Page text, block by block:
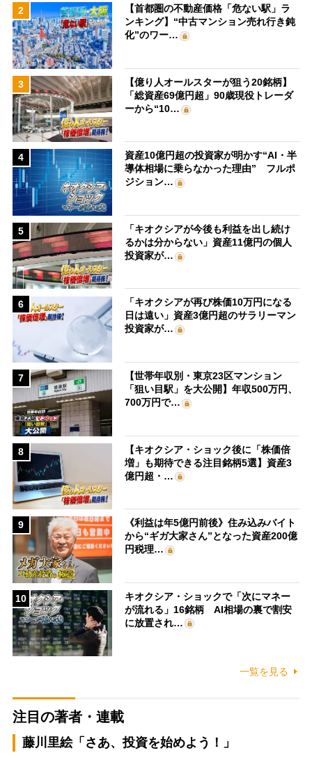
2
【首都圏の不動産価格「危ない駅」ラ
ンキング】“中古マンション売れ行き鈍
化”のワー…
3
【億り人オールスターが狙う20銘柄】
「総資産69億円超」90歳現役トレーダ
ーから“10…
4
資産10億円超の投資家が明かす“AI・半
導体相場に乗らなかった理由” フルポ
ジション…
5
「キオクシアが今後も利益を出し続け
るかは分からない」資産11億円の個人
投資家が…
6
「キオクシアが再び株価10万円になる
日は遠い」資産3億円超のサラリーマン
投資家が…
7
【世帯年収別・東京23区マンション
「狙い目駅」を大公開】年収500万円、
700万円で…
8
【キオクシア・ショック後に「株価倍
増」も期待できる注目銘柄5選】資産3
億円超・…
9
《利益は年5億円前後》住み込みバイト
から“ギガ大家さん”となった資産200億
円税理…
10
キオクシア・ショックで「次にマネー
が流れる」16銘柄 AI相場の裏で割安
に放置され…
一覧を見る
注目の著者・連載
藤川里絵「さあ、投資を始めよう！」